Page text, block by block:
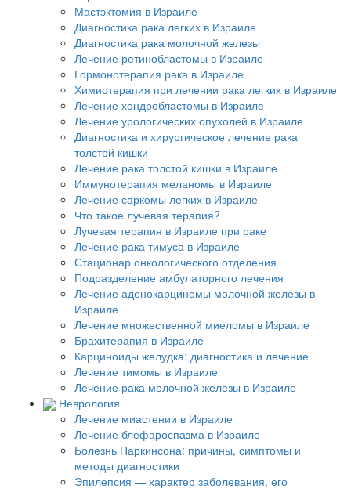
Мастэктомия в Израиле
Диагностика рака легких в Израиле
Диагностика рака молочной железы
Лечение ретинобластомы в Израиле
Гормонотерапия рака в Израиле
Химиотерапия при лечении рака легких в Израиле
Лечение хондробластомы в Израиле
Лечение урологических опухолей в Израиле
Диагностика и хирургическое лечение рака
толстой кишки
Лечение рака толстой кишки в Израиле
Иммунотерапия меланомы в Израиле
Лечение саркомы легких в Израиле
Что такое лучевая терапия?
Лучевая терапия в Израиле при раке
Лечение рака тимуса в Израиле
Стационар онкологического отделения
Подразделение амбулаторного лечения
Лечение аденокарциномы молочной железы в
Израиле
Лечение множественной миеломы в Израиле
Брахитерапия в Израиле
Карциноиды желудка: диагностика и лечение
Лечение тимомы в Израиле
Лечение рака молочной железы в Израиле
Неврология
Лечение миастении в Израиле
Лечение блефароспазма в Израиле
Болезнь Паркинсона: причины, симптомы и
методы диагностики
Эпилепсия — характер заболевания, его